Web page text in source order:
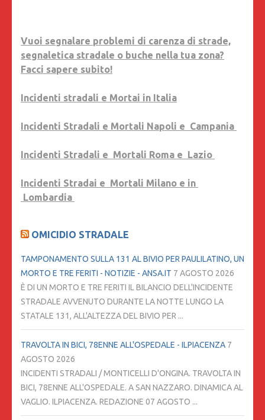
Vuoi segnalare problemi di carenza di strade,
segnaletica stradale o buche nella tua zona?
Facci sapere subito!
Incidenti stradali e Mortai in Italia
Incidenti Stradali e Mortali Napoli e Campania
Incidenti Stradali e Mortali Roma e Lazio
Incidenti Stradai e Mortali Milano e in
Lombardia
OMICIDIO STRADALE
TAMPONAMENTO SULLA 131 AL BIVIO PER PAULILATINO, UN
MORTO E TRE FERITI - NOTIZIE - ANSA.IT 7 AGOSTO 2026
È DI UN MORTO E TRE FERITI IL BILANCIO DELL'INCIDENTE
STRADALE AVVENUTO DURANTE LA NOTTE LUNGO LA
STATALE 131, ALL'ALTEZZA DEL BIVIO PER ...
TRAVOLTA IN BICI, 78ENNE ALL'OSPEDALE - ILPIACENZA 7
AGOSTO 2026
INCIDENTI STRADALI / MONTICELLI D'ONGINA. TRAVOLTA IN
BICI, 78ENNE ALL'OSPEDALE. A SAN NAZZARO. DINAMICA AL
VAGLIO. ILPIACENZA. REDAZIONE 07 AGOSTO ...